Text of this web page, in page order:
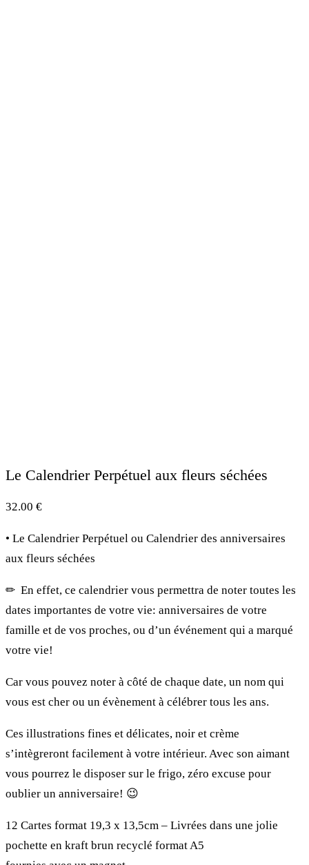
Le Calendrier Perpétuel aux fleurs séchées
32.00 €
• Le Calendrier Perpétuel ou Calendrier des anniversaires
aux fleurs séchées
✏︎ En effet, ce calendrier vous permettra de noter toutes les
dates importantes de votre vie: anniversaires de votre
famille et de vos proches, ou d’un événement qui a marqué
votre vie!
Car vous pouvez noter à côté de chaque date, un nom qui
vous est cher ou un évènement à célébrer tous les ans.
Ces illustrations fines et délicates, noir et crème
s’intègreront facilement à votre intérieur. Avec son aimant
vous pourrez le disposer sur le frigo, zéro excuse pour
oublier un anniversaire! 😉
12 Cartes format 19,3 x 13,5cm – Livrées dans une jolie
pochette en kraft brun recyclé format A5